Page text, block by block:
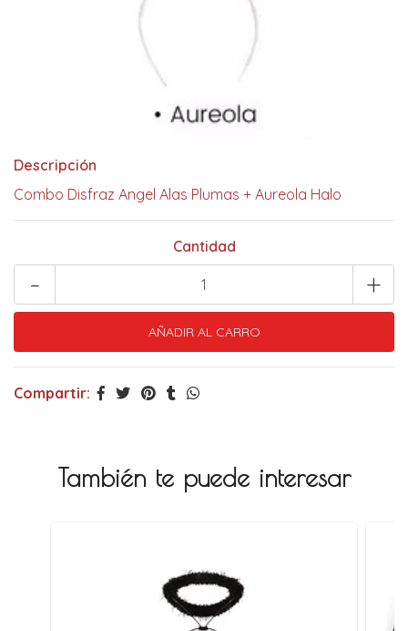
Descripción
Combo Disfraz Angel Alas Plumas + Aureola Halo
Cantidad
+
-
Compartir:
También te puede interesar